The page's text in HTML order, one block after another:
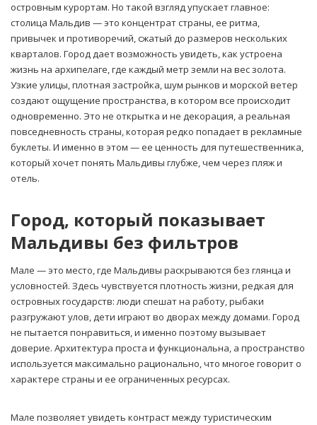
островным курортам. Но такой взгляд упускает главное:
столица Мальдив — это концентрат страны, ее ритма,
привычек и противоречий, сжатый до размеров нескольких
кварталов. Город дает возможность увидеть, как устроена
жизнь на архипелаге, где каждый метр земли на вес золота.
Узкие улицы, плотная застройка, шум рынков и морской ветер
создают ощущение пространства, в котором все происходит
одновременно. Это не открытка и не декорация, а реальная
повседневность страны, которая редко попадает в рекламные
буклеты. И именно в этом — ее ценность для путешественника,
который хочет понять Мальдивы глубже, чем через пляж и
отель.
Город, который показывает
Мальдивы без фильтров
Мале — это место, где Мальдивы раскрываются без глянца и
условностей. Здесь чувствуется плотность жизни, редкая для
островных государств: люди спешат на работу, рыбаки
разгружают улов, дети играют во дворах между домами. Город
не пытается понравиться, и именно поэтому вызывает
доверие. Архитектура проста и функциональна, а пространство
используется максимально рационально, что многое говорит о
характере страны и ее ограниченных ресурсах.
Мале позволяет увидеть контраст между туристическим